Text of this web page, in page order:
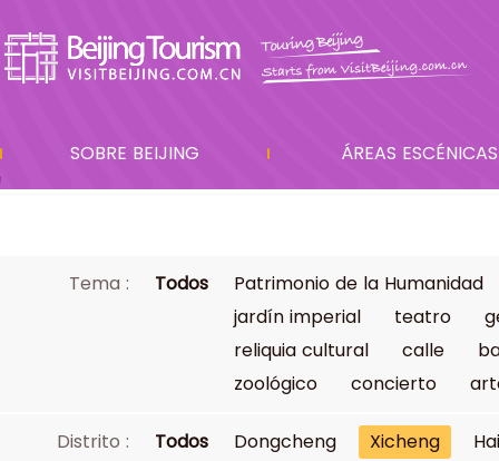
SOBRE BEIJING ÁREAS ESCÉNICAS
Tema : Todos
Patrimonio de la Humanidad
jardín imperial
teatro
reliquia cultural
calle
zoológico
concierto
Distrito : Todos Dongcheng Xicheng